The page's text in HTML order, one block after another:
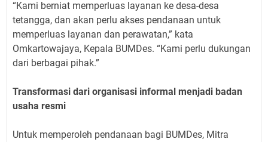
“Kami berniat memperluas layanan ke desa-desa
tetangga, dan akan perlu akses pendanaan untuk
memperluas layanan dan perawatan,” kata
Omkartowajaya, Kepala BUMDes. “Kami perlu dukungan
dari berbagai pihak.”
Transformasi dari organisasi informal menjadi badan
usaha resmi
Untuk memperoleh pendanaan bagi BUMDes, Mitra